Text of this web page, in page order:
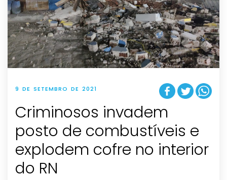
9 DE SETEMBRO DE 2021
Criminosos invadem
posto de combustíveis e
explodem cofre no interior
do RN